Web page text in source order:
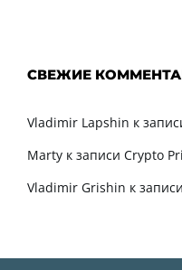
СВЕЖИЕ
Vladimir Lapshin к
Marty к записи Crypto
Vladimir Grishin к записи